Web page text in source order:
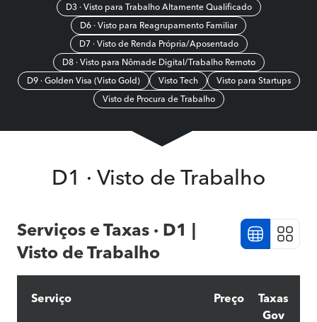
D3 · Visto para Trabalho Altamente Qualificado
D6 · Visto para Reagrupamento Familiar
D7 · Visto de Renda Própria/Aposentado
D8 · Visto para Nômade Digital/Trabalho Remoto
D9 · Golden Visa (Visto Gold)
Visto Tech
Visto para Startups
Visto de Procura de Trabalho
D1 · Visto de Trabalho
Serviços e Taxas · D1 |
Visto de Trabalho
Serviço Preço
Taxas
Gov